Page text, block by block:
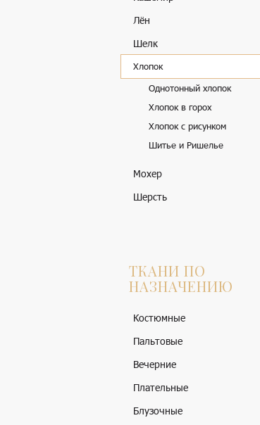
Лён
Шелк
Хлопок
Однотонный хлопок
Хлопок в горох
Хлопок с рисунком
Шитье и Ришелье
Мохер
Шерсть
ТКАНИ ПО
НАЗНАЧЕНИЮ
Костюмные
Пальтовые
Вечерние
Плательные
Блузочные